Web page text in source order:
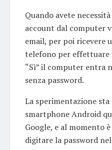
Quando avete
account dal computer
email, per poi ricevere
telefono per effettuare
“Sì” il computer entra
senza password.
La sperimentazione
smartphone Android
Google, e al momento
digitare la password